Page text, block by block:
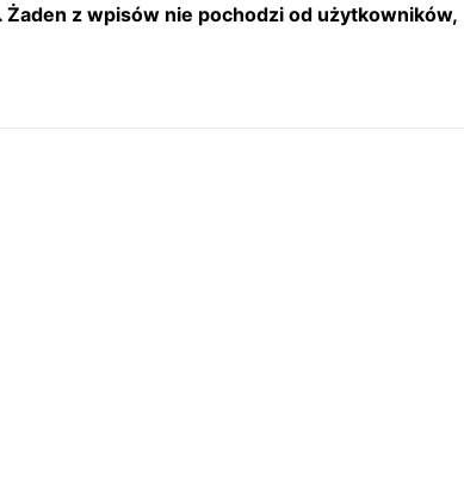
Żaden z wpisów nie pochodzi od użytkowników,